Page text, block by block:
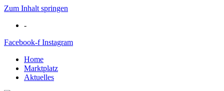
Zum Inhalt springen
-
Facebook-f Instagram
Home
Marktplatz
Aktuelles